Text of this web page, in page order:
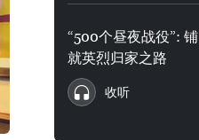
“500个昼夜战役”: 铺
就英烈归家之路
收听